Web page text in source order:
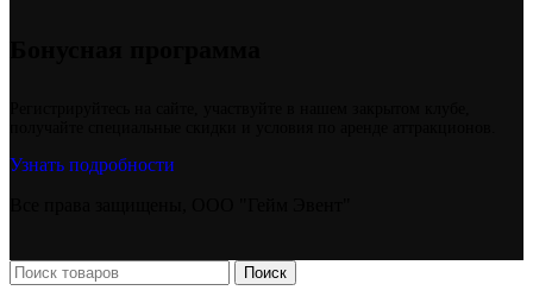
Узнать подробности
Поиск